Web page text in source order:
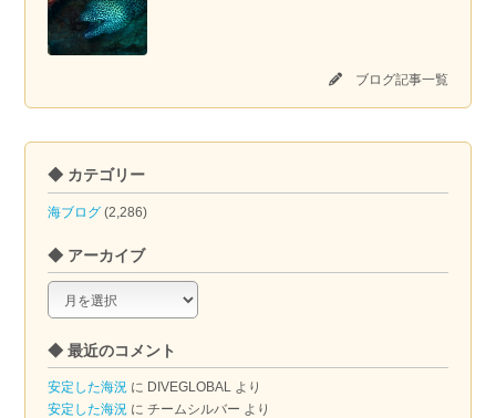
ブログ記事一覧
◆ カテゴリー
海ブログ (2,286)
◆ アーカイブ
◆
ア
カ
イ
ブ
◆ 最近のコメント
安定した海況 に DIVEGLOBAL より
安定した海況 にチームシルバー より